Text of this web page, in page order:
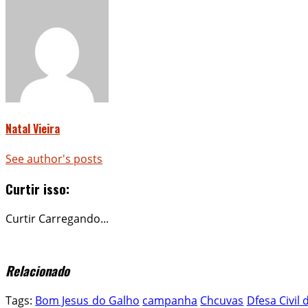
Natal Vieira
See author's posts
Curtir isso:
Curtir Carregando...
Relacionado
Tags: Bom Jesus do Galho campanha Chcuvas Dfesa Civil